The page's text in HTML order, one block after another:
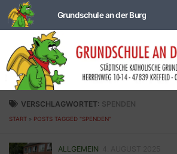
Zum Inhalt springen
VERSCHLAGWORTET: SPENDEN
START » POSTS TAGGED "SPENDEN"
ALLGEMEIN